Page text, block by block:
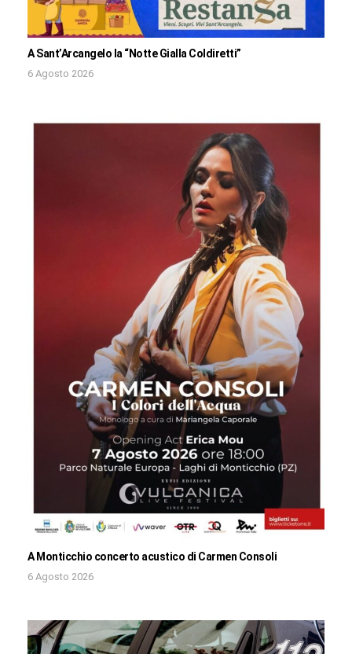
A Sant’Arcangelo la “Notte Gialla Coldiretti”
6 Agosto 2026
A Monticchio concerto acustico di Carmen Consoli
6 Agosto 2026